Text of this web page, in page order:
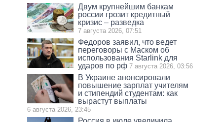
Двум крупнейшим банкам
россии грозит кредитный
кризис – разведка
7 августа 2026, 07:51
Федоров заявил, что ведет
переговоры с Маском об
использования Starlink для
ударов по рф 7 августа 2026, 03:56
В Украине анонсировали
повышение зарплат учителям
и стипендий студентам: как
вырастут выплаты
6 августа 2026, 23:45